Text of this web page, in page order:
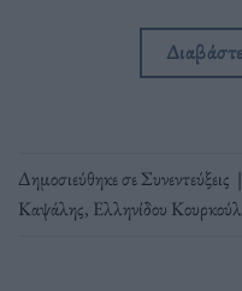
Δημοσιεύθηκε σεΣυνεντεύξεις |
Καψάλης, Ελληνίδου